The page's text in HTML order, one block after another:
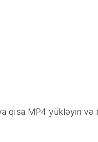
qısa MP4 yükləyin və